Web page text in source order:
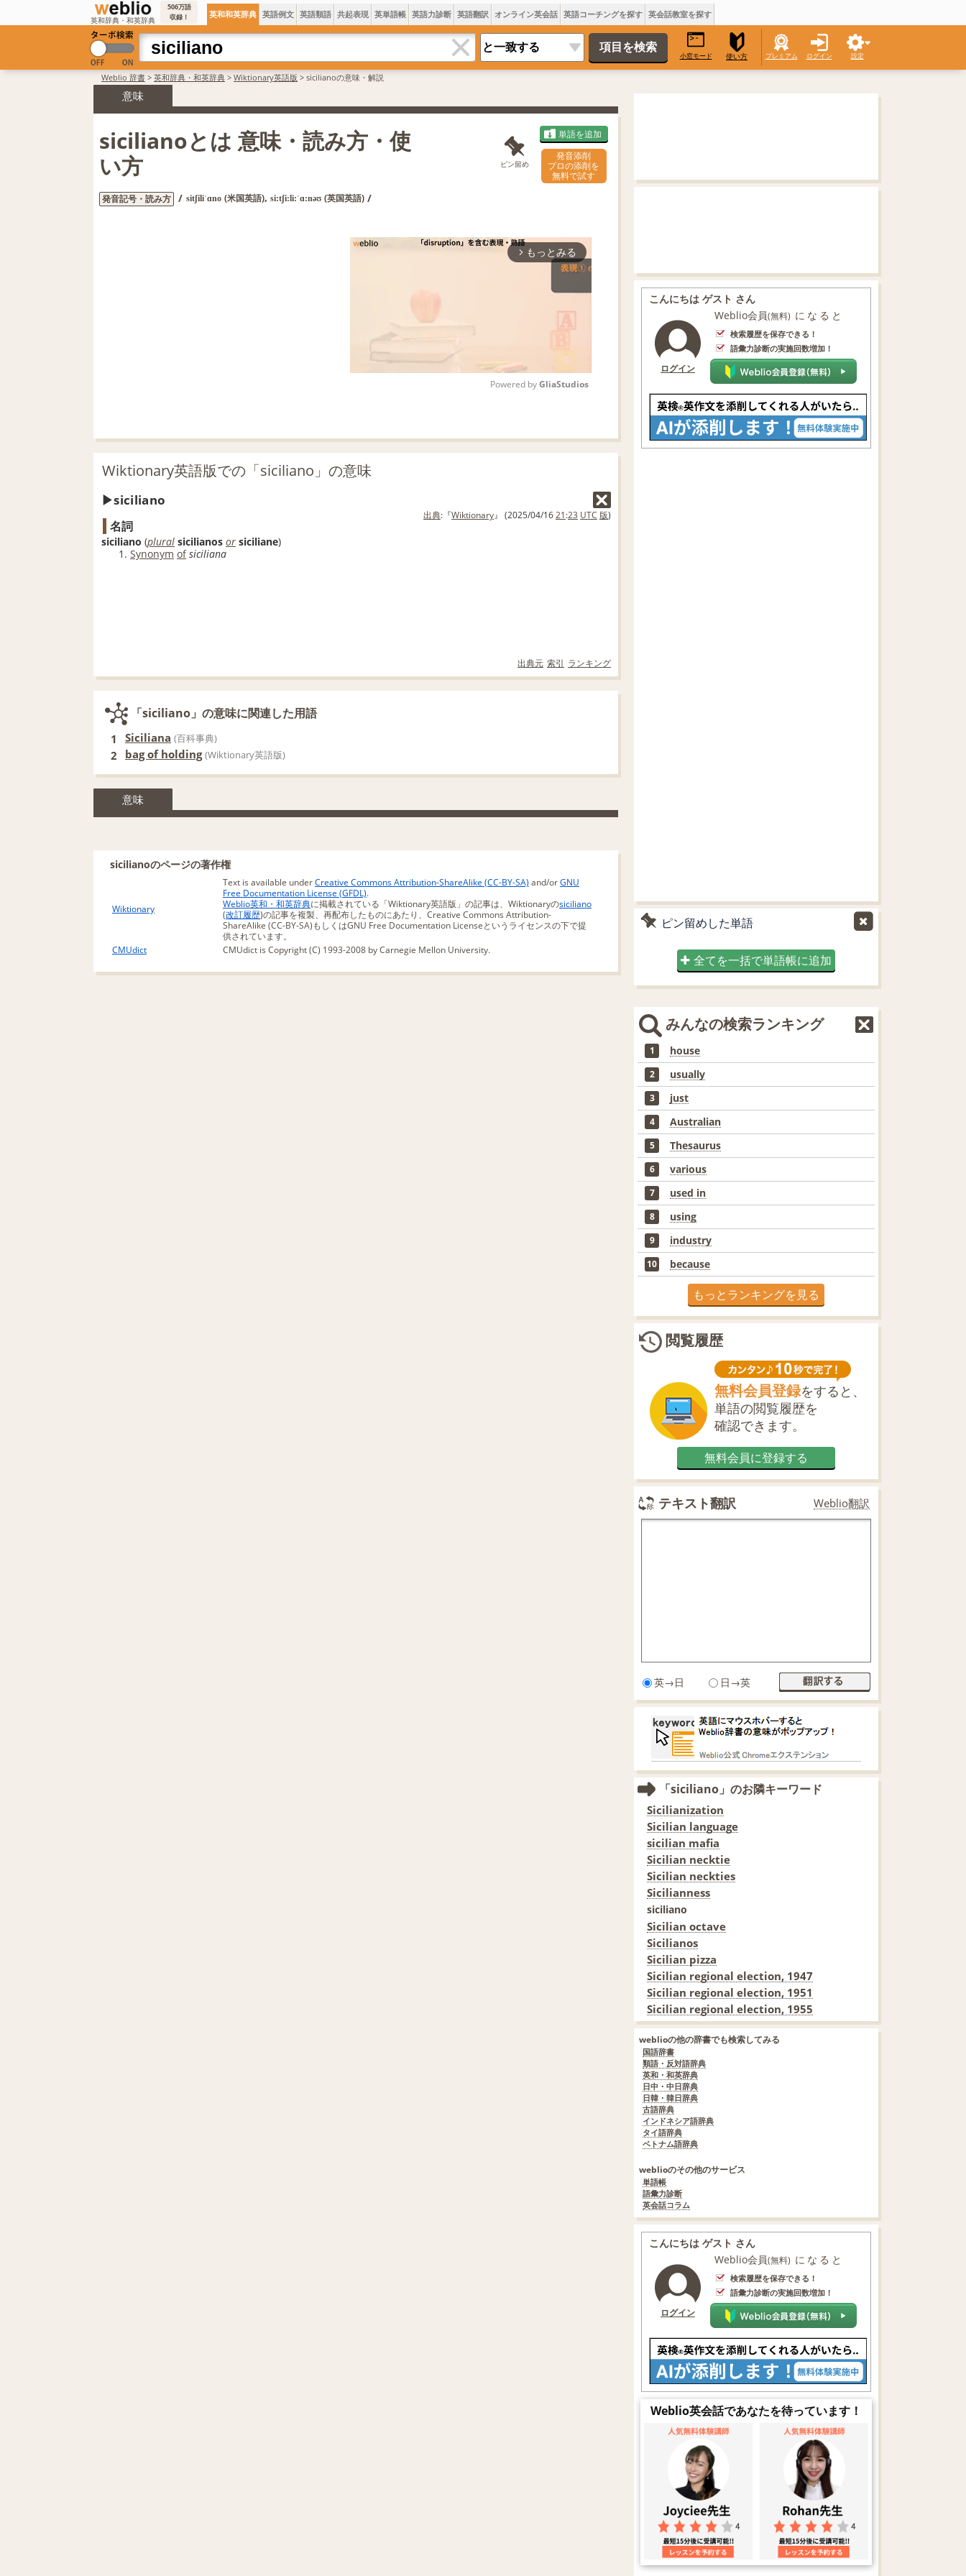
英和辞典・和英辞典
506万語
収録！
英和和英辞典 英語例文 英語類語 共起表現 英単語帳 英語力診断 英語翻訳 オンライン英会話 英語コーチングを探す 英会話教室を探す
小窓モード 使い方 プレミアム ログイン 設定
Weblio 辞書 > 英和辞典・和英辞典 > Wiktionary英語版 > sicilianoの意味・解説
意味
sicilianoとは 意味・読み方・使
い方
ピン留め
単語を追加
発音添削
プロの添削を
無料で試す
発音記号・読み方 / sitʃiliˈɑno (米国英語), si:tʃi:li:ˈɑ:nəʊ (英国英語) /
arrow_forward_ios もっとみる
Powered by GliaStudios
Wiktionary英語版での「siciliano」の意味
siciliano
出典:『Wiktionary』 (2025/04/16 21 :23 UTC 版)
名詞
siciliano (plural sicilianos or siciliane)
Synonym of siciliana
出典元 索引 ランキング
「siciliano」の意味に関連した用語
1 Siciliana (百科事典)
2 bag of holding (Wiktionary英語版)
意味
sicilianoのページの著作権
Wiktionary
Text is available underCreative Commons Attribution-ShareAlike (CC-BY-SA) and/orGNU
Free Documentation License (GFDL).
Weblio英和・和英辞典に掲載されている「Wiktionary英語版」の記事は、Wiktionaryのsiciliano
(改訂履歴)の記事を複製、再配布したものにあたり、Creative Commons Attribution-
ShareAlike (CC-BY-SA)もしくはGNU Free Documentation Licenseというライセンスの下で提
供されています。
CMUdict
CMUdict is Copyright (C) 1993-2008 by Carnegie Mellon University.
こんにちは ゲスト さん
ログイン
Weblio会員(無料) になると
検索履歴を保存できる！
語彙力診断の実施回数増加！
ピン留めした単語
全てを一括で単語帳に追加
みんなの検索ランキング
1 house
2 usually
3 just
4 Australian
5 Thesaurus
6 various
7 used in
8 using
9 industry
10 because
もっとランキングを見る
閲覧履歴
無料会員登録をすると、
単語の閲覧履歴を
確認できます。
無料会員に登録する
テキスト翻訳 Weblio翻訳
英→日 日→英
「siciliano」のお隣キーワード
Sicilianization
Sicilian language
sicilian mafia
Sicilian necktie
Sicilian neckties
Sicilianness
siciliano
Sicilian octave
Sicilianos
Sicilian pizza
Sicilian regional election, 1947
Sicilian regional election, 1951
Sicilian regional election, 1955
weblioの他の辞書でも検索してみる
国語辞書
類語・反対語辞典
英和・和英辞典
日中・中日辞典
日韓・韓日辞典
古語辞典
インドネシア語辞典
タイ語辞典
ベトナム語辞典
weblioのその他のサービス
単語帳
語彙力診断
英会話コラム
こんにちは ゲスト さん
ログイン
Weblio会員(無料) になると
検索履歴を保存できる！
語彙力診断の実施回数増加！
Weblio英会話であなたを待っています！